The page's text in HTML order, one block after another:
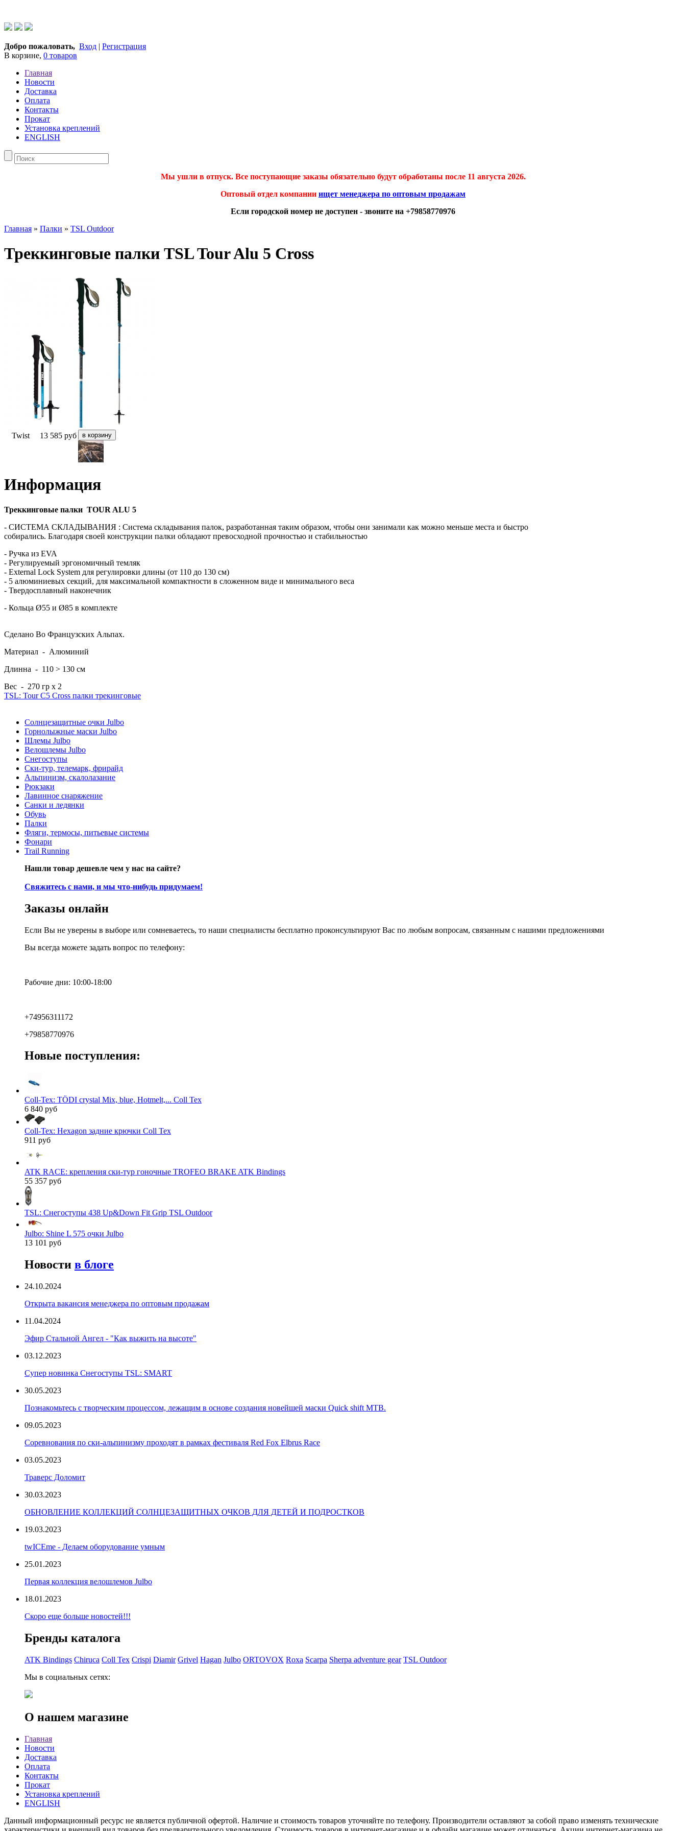
Добро пожаловать, Вход | Регистрация
В корзине, 0 товаров
Главная
Новости
Доставка
Оплата
Контакты
Прокат
Установка креплений
ENGLISH
Мы ушли в отпуск. Все поступающие заказы обязательно будут обработаны после 11 августа 2026.
Оптовый отдел компании ищет менеджера по оптовым продажам
Если городской номер не доступен - звоните на +79858770976
Главная » Палки » TSL Outdoor
Треккинговые палки TSL Tour Alu 5 Cross
Twist 13 585 руб
Информация
Треккинговые палки TOUR ALU 5
- СИСТЕМА СКЛАДЫВАНИЯ : Система складывания палок, разработанная таким образом, чтобы они занимали как можно меньше места и быстро
собирались. Благодаря своей конструкции палки обладают превосходной прочностью и стабильностью
- Ручка из EVA
- Регулируемый эргономичный темляк
- External Lock System для регулировки длины (от 110 до 130 см)
- 5 алюминиевых секций, для максимальной компактности в сложенном виде и минимального веса
- Твердосплавный наконечник
- Кольца Ø55 и Ø85 в комплекте
Сделано Во Французских Альпах.
Материал - Алюминий
Длинна - 110 > 130 см
Вес - 270 гр x 2
TSL: Tour C5 Cross палки трекинговые
Солнцезащитные очки Julbo
Горнолыжные маски Julbo
Шлемы Julbo
Велошлемы Julbo
Снегоступы
Ски-тур, телемарк, фрирайд
Альпинизм, скалолазание
Рюкзаки
Лавинное снаряжение
Санки и ледянки
Обувь
Палки
Фляги, термосы, питьевые системы
Фонари
Trail Running
Нашли товар дешевле чем у нас на сайте?
Свяжитесь с нами, и мы что-нибудь придумаем!
Заказы онлайн
Если Вы не уверены в выборе или сомневаетесь, то наши специалисты бесплатно проконсультируют Вас по любым вопросам, связанным с нашими предложениями
Вы всегда можете задать вопрос по телефону:
Рабочие дни: 10:00-18:00
+74956311172
+79858770976
Новые поступления:
Coll-Tex: TÖDI crystal Mix, blue, Hotmelt,... Coll Tex
6 840 руб
Coll-Tex: Hexagon задние крючки Coll Tex
911 руб
ATK RACE: крепления ски-тур гоночные TROFEO BRAKE ATK Bindings
55 357 руб
TSL: Снегоступы 438 Up&Down Fit Grip TSL Outdoor
Julbo: Shine L 575 очки Julbo
13 101 руб
Новости в блоге
24.10.2024
Открыта вакансия менеджера по оптовым продажам
11.04.2024
Эфир Стальной Ангел - "Как выжить на высоте"
03.12.2023
Супер новинка Снегоступы TSL: SMART
30.05.2023
Познакомьтесь с творческим процессом, лежащим в основе создания новейшей маски Quick shift MTB.
09.05.2023
Соревнования по ски-альпинизму проходят в рамках фестиваля Red Fox Elbrus Race
03.05.2023
Траверс Доломит
30.03.2023
ОБНОВЛЕНИЕ КОЛЛЕКЦИЙ СОЛНЦЕЗАЩИТНЫХ ОЧКОВ ДЛЯ ДЕТЕЙ И ПОДРОСТКОВ
19.03.2023
twICEme - Делаем оборудование умным
25.01.2023
Первая коллекция велошлемов Julbo
18.01.2023
Скоро еще больше новостей!!!
Бренды каталога
ATK Bindings Chiruca Coll Tex Crispi Diamir Grivel Hagan Julbo ORTOVOX Roxa Scarpa Sherpa adventure gear TSL Outdoor
Мы в социальных сетях:
О нашем магазине
Главная
Новости
Доставка
Оплата
Контакты
Прокат
Установка креплений
ENGLISH
Данный информационный ресурс не является публичной офертой. Наличие и стоимость товаров уточняйте по телефону. Производители оставляют за собой право изменять технические